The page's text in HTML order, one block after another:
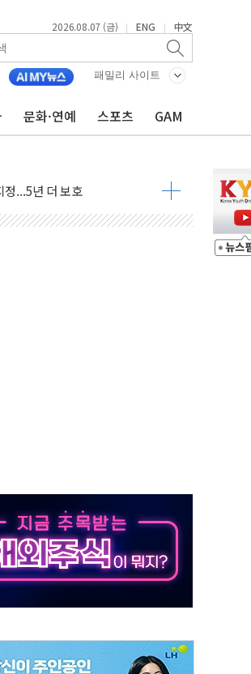
2026.08.07 (금) | ENG | 中文
패밀리 사이트
문화·연예 스포츠 GAM
하락 마감
국 팝업스토어 운영
산 상한' 적용
민권 제한 재시동
막대한 무기 보유"
형 확대'
시장 '긴장'
3% 급등…금값 보합
'마침표'
7일
택 공급 대책 막바지 조율